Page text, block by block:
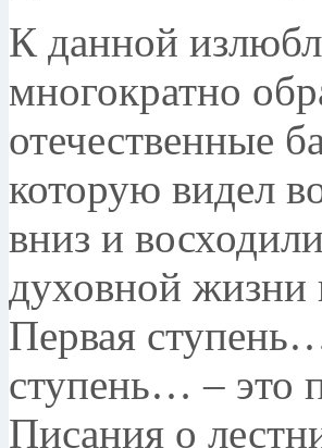
К данной
многократно
отечествен­ные
которую видел
вниз и
духовной
Первая
ступень… – это
Писания о